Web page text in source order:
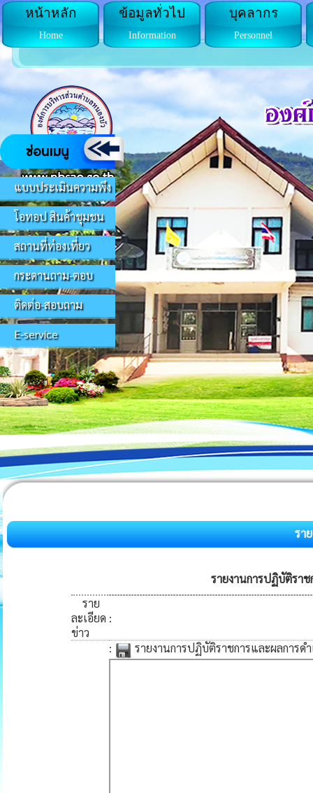
แบบประเมินความพึง
โอทอป สินค้าชุมชน
สถานที่ท่องเที่ยว
กระดานถาม-ตอบ
ติดต่อ-สอบถาม
E-service
หน้าหลัก
Home
ข้อมูลทั่วไป
Information
บุคลากร
Personnel
รา
รายงานการปฏิบัติรา
ราย
ละเอียด
ข่าว
:
: รายงานการปฏิบัติราชการและผลการด